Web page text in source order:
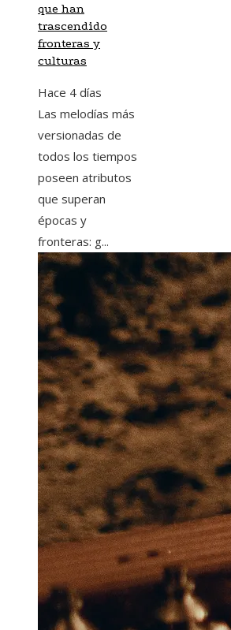
que han
trascendido
fronteras y
culturas
Hace 4 días
Las melodías más
versionadas de
todos los tiempos
poseen atributos
que superan
épocas y
fronteras: g...